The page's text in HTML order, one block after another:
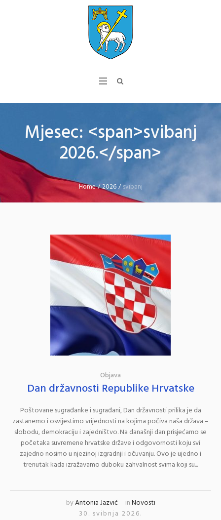
Mjesec: <span>svibanj
2026.</span>
Home/2026 /svibanj
Objava
Dan državnosti Republike Hrvatske
Poštovane sugrađanke i sugrađani, Dan državnosti prilika je da
zastanemo i osvijestimo vrijednosti na kojima počiva naša država –
slobodu, demokraciju i zajedništvo. Na današnji dan prisjećamo se
početaka suvremene hrvatske države i odgovornosti koju svi
zajedno nosimo u njezinoj izgradnji i očuvanju. Ovo je ujedno i
trenutak kada izražavamo duboku zahvalnost svima koji su...
byAntonia Jazvić inNovosti
30. svibnja 2026.